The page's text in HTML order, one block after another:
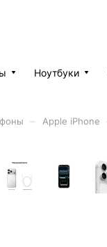
Ноутбуки
Apple iPhone